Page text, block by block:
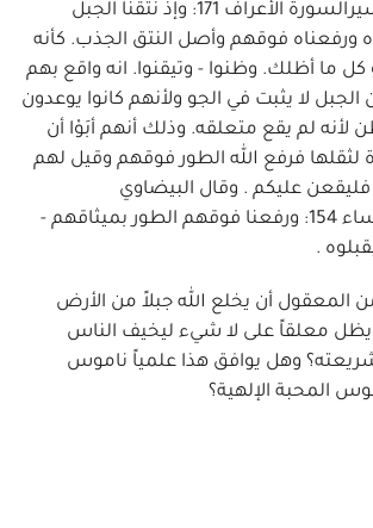
قال البيضاوي تفسيرالسورة الأعراف 171: وإذ نتقنا الجبل
ورفعناه فوقهم وأصل النتق الجذب. كأنه
ما أظلك. وظنوا - وتيقنوا. انه واقع بهم
لا يثبت في الجو ولأنهم كانوا يوعدون
لأنه لم يقع متعلقه. وذلك أنهم أبَوْا أن
لثقلها فرفع الله الطور فوقهم وقيل لهم
فليقعن عليكم . وقال البيضاوي
تفسيرالسورة النساء 154: ورفعنا فوقهم الطور بميثاقهم -
.
أن يخلع الله جبلاً من الأرض
معلقاً على لا شيء ليخيف الناس
وهل يوافق هذا علمياً ناموس
المحبة الإلهية؟